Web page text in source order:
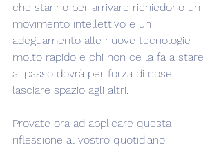
che stanno per arrivare richiedono un
movimento intellettivo e un
adeguamento alle nuove tecnologie
molto rapido e chi non ce la fa a stare
al passo dovrà per forza di cose
lasciare spazio agli altri.
Provate ora ad applicare questa
riflessione al vostro quotidiano: